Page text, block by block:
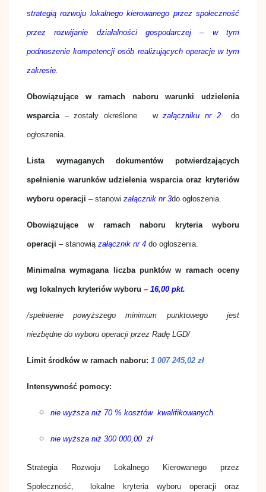
strategią rozwoju lokalnego kierowanego przez społeczność
przez rozwijanie działalności gospodarczej – w tym
podnoszenie kompetencji osób realizujących operacje w tym
zakresie.
Obowiązujące w ramach naboru warunki udzielenia
wsparcia – zostały określone wzałączniku nr 2do
ogłoszenia.
Lista wymaganych dokumentów potwierdzających
spełnienie warunków udzielenia wsparcia oraz kryteriów
wyboru operacji – stanowi załącznik nr 3do ogłoszenia.
Obowiązujące w ramach naboru kryteria wyboru
operacji – stanowią załącznik nr 4 do ogłoszenia.
Minimalna wymagana liczba punktów w ramach oceny
wg lokalnych kryteriów wyboru – 16,00 pkt.
/spełnienie powyższego minimum punktowego jest
niezbędne do wyboru operacji przez Radę LGD/
Limit środków w ramach naboru: 1 007 245,02 zł
Intensywność pomocy:
nie wyższa niż 70 % kosztów kwalifikowanych
nie wyższa niż 300 000,00 zł
Strategia Rozwoju Lokalnego Kierowanego przez
Społeczność, lokalne kryteria wyboru operacji oraz